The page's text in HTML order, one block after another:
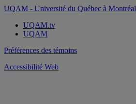
UQAM - Université du Québec à Montréal
UQAM.tv
UQAM
Préférences des témoins
Accessibilité Web